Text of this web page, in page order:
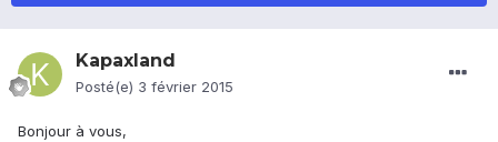
Kapaxland
Posté(e) 3 février 2015
Bonjour à vous,